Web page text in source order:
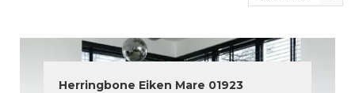
Herringbone Eiken Mare 01923